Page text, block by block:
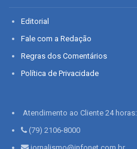
Editorial
Fale com a Redação
Regras dos Comentários
Política de Privacidade
Atendimento ao Cliente 24 horas:
(79) 2106-8000